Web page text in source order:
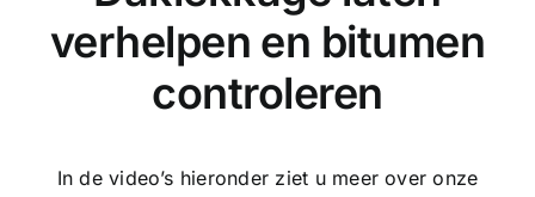
verhelpen en bitumen
controleren
In de video’s hieronder ziet u meer over onze